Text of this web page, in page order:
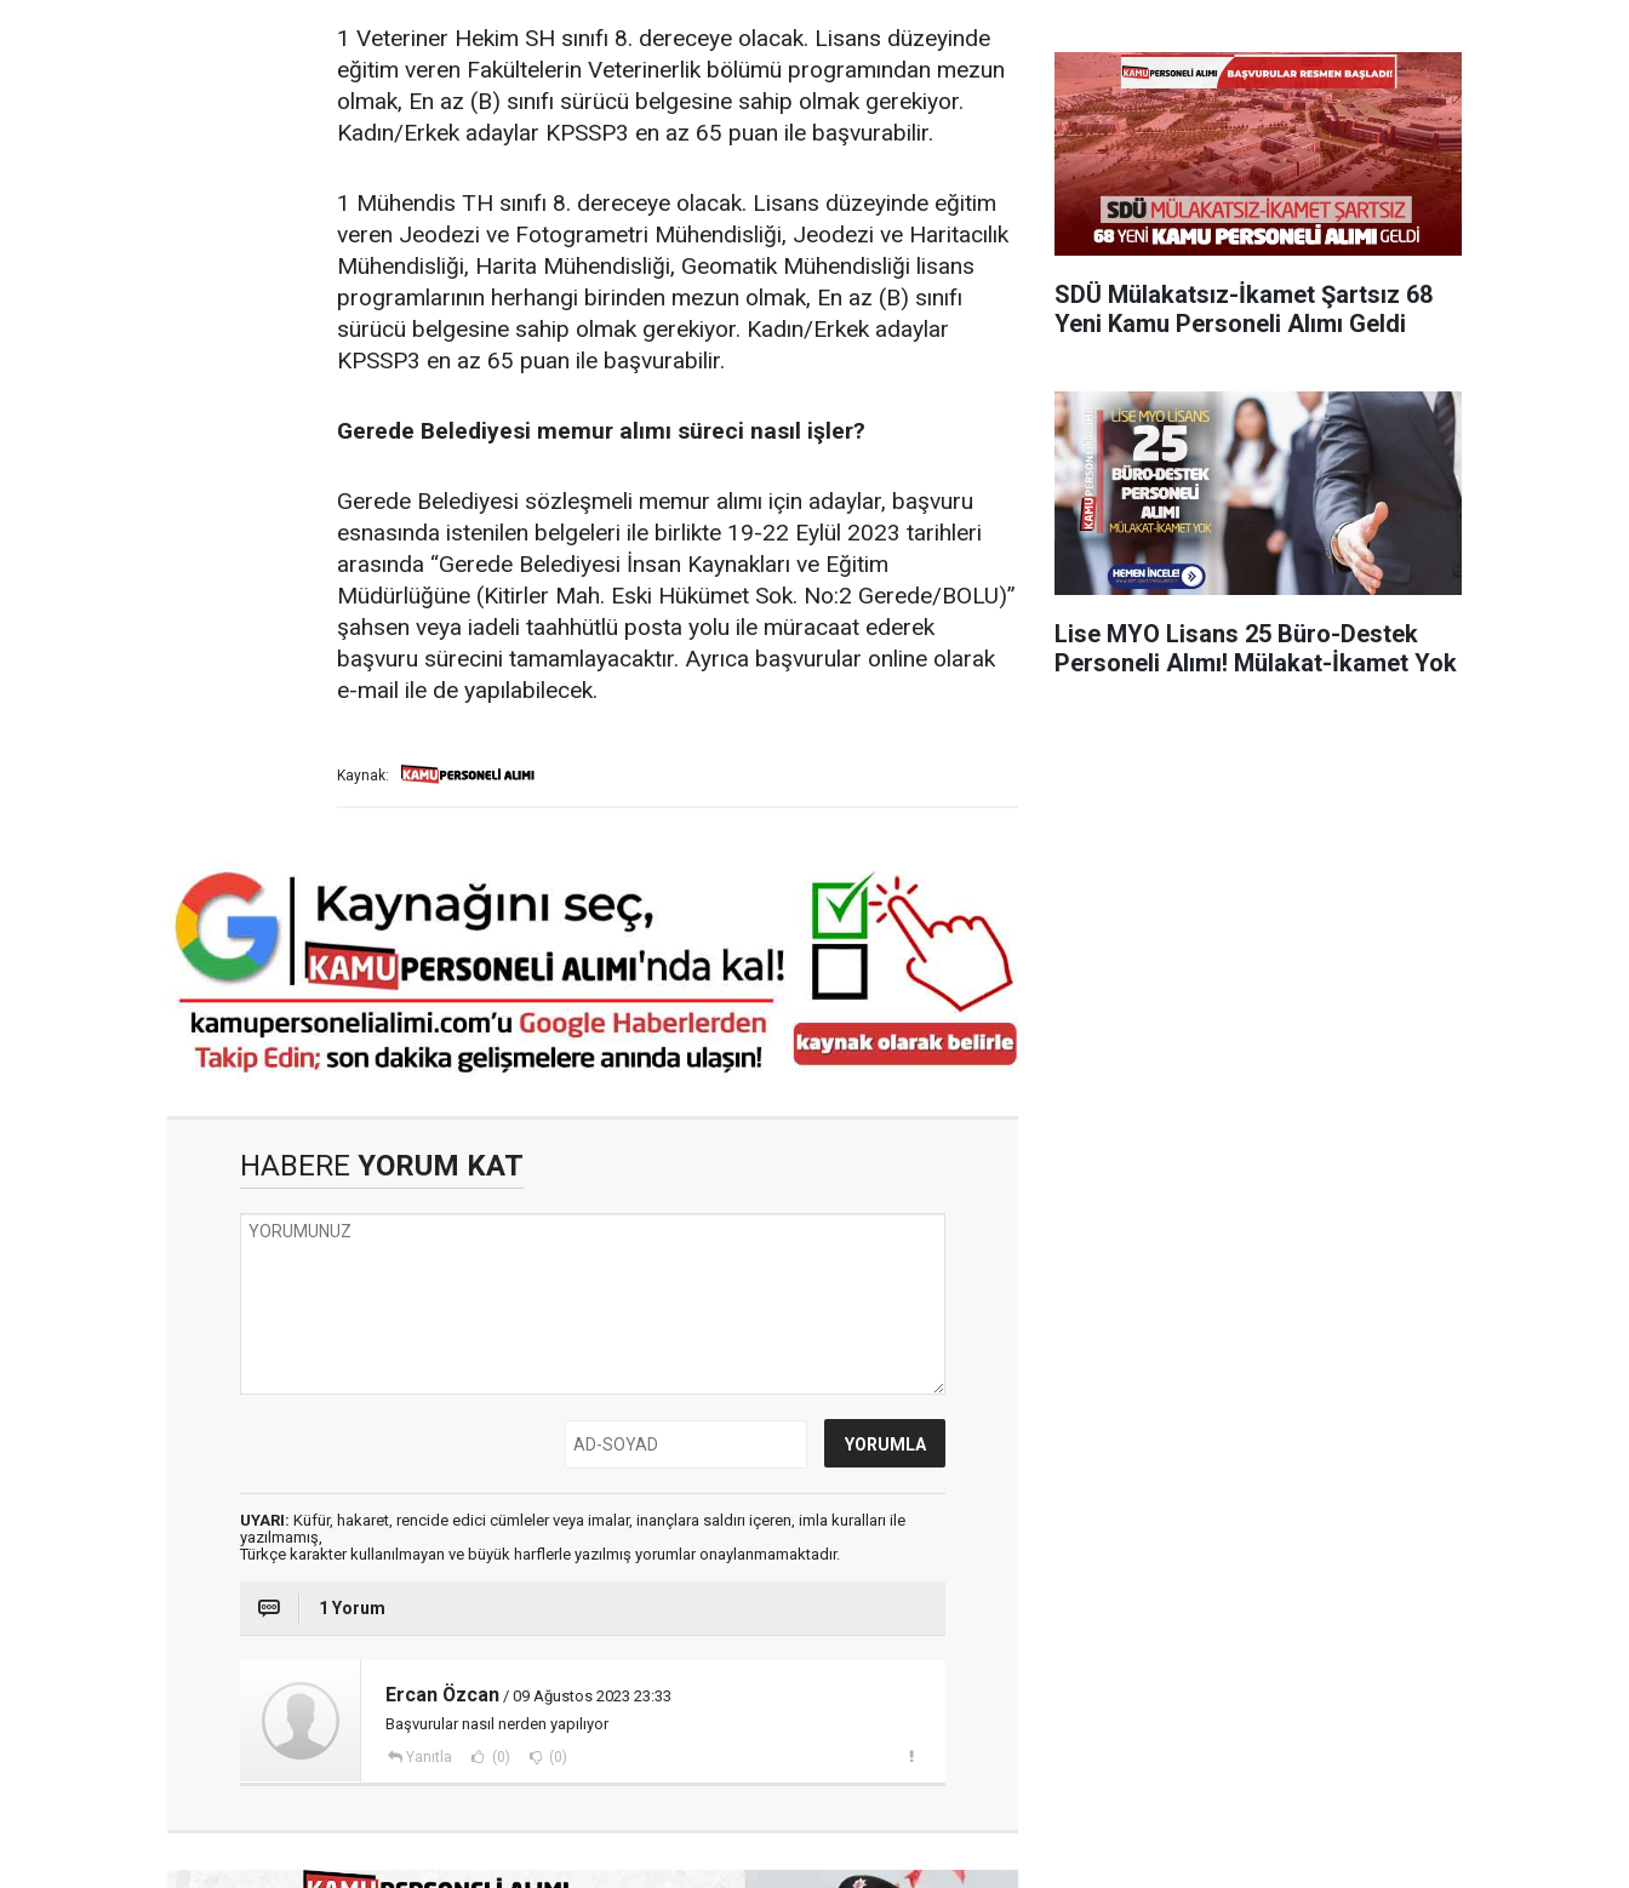
1 Veteriner Hekim SH sınıfı 8. dereceye olacak. Lisans düzeyinde
eğitim veren Fakültelerin Veterinerlik bölümü programından mezun
olmak, En az (B) sınıfı sürücü belgesine sahip olmak gerekiyor.
Kadın/Erkek adaylar KPSSP3 en az 65 puan ile başvurabilir.
1 Mühendis TH sınıfı 8. dereceye olacak. Lisans düzeyinde eğitim
veren Jeodezi ve Fotogrametri Mühendisliği, Jeodezi ve Haritacılık
Mühendisliği, Harita Mühendisliği, Geomatik Mühendisliği lisans
programlarının herhangi birinden mezun olmak, En az (B) sınıfı
sürücü belgesine sahip olmak gerekiyor. Kadın/Erkek adaylar
KPSSP3 en az 65 puan ile başvurabilir.
Gerede Belediyesi memur alımı süreci nasıl işler?
Gerede Belediyesi sözleşmeli memur alımı için adaylar, başvuru
esnasında istenilen belgeleri ile birlikte 19-22 Eylül 2023 tarihleri
arasında “Gerede Belediyesi İnsan Kaynakları ve Eğitim
Müdürlüğüne (Kitirler Mah. Eski Hükümet Sok. No:2 Gerede/BOLU)”
şahsen veya iadeli taahhütlü posta yolu ile müracaat ederek
başvuru sürecini tamamlayacaktır. Ayrıca başvurular online olarak
e-mail ile de yapılabilecek.
Kaynak:
HABERE YORUM KAT
UYARI: Küfür, hakaret, rencide edici cümleler veya imalar, inançlara saldırı içeren, imla kuralları ile
yazılmamış,
Türkçe karakter kullanılmayan ve büyük harflerle yazılmış yorumlar onaylanmamaktadır.
1 Yorum
Ercan Özcan / 09 Ağustos 2023 23:33
Başvurular nasıl nerden yapılıyor
Yanıtla (0) (0)
SDÜ Mülakatsız-İkamet Şartsız 68
Yeni Kamu Personeli Alımı Geldi
Lise MYO Lisans 25 Büro-Destek
Personeli Alımı! Mülakat-İkamet Yok